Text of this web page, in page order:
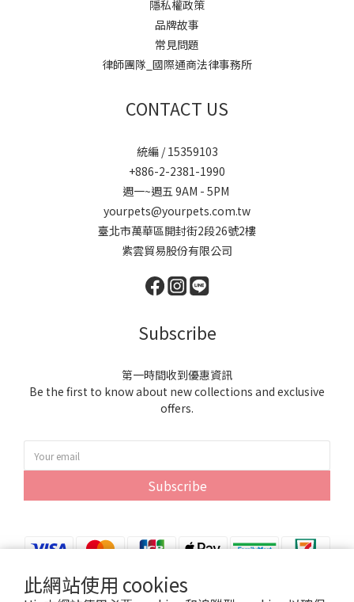
此網站使用 cookies
隱私權政策
品牌故事
常見問題
律師團隊_國際通商法律事務所
CONTACT US
統編 / 15359103
+886-2-2381-1990
週一~週五 9AM - 5PM
yourpets@yourpets.com.tw
臺北市萬華區開封街2段26號2樓
紫雲貿易股份有限公司
Subscribe
第一時間收到優惠資訊
Be the first to know about new collections and exclusive
offers.
Subscribe